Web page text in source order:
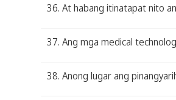
36. At habang itinatapat nito
37. Ang mga medical
38. Anong lugar ang